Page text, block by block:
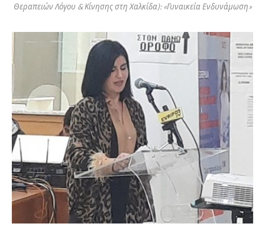
Θεραπειών Λόγου & Κίνησης στη Χαλκίδα): «Γυναικεία Ενδυνάμωση»